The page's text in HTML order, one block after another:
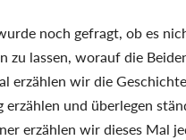
noch gefragt, ob es
zu lassen, worauf die
erzählen wir die
und überlegen
erzählen wir dieses Mal